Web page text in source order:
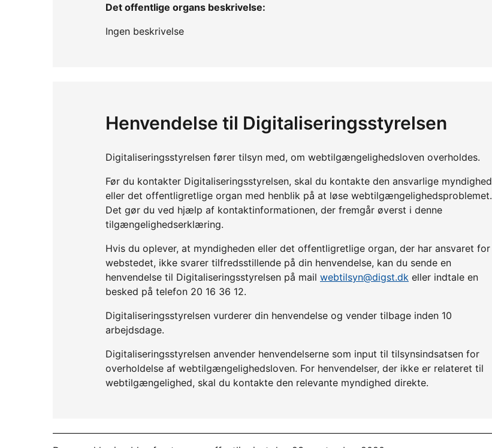
Det offentlige organs beskrivelse:
Ingen beskrivelse
Henvendelse til Digitaliseringsstyrelsen
Digitaliseringsstyrelsen fører tilsyn med, om webtilgængelighedsloven overholdes.
Før du kontakter Digitaliseringsstyrelsen, skal du kontakte den ansvarlige myndighed
eller det offentligretlige organ med henblik på at løse webtilgængelighedsproblemet.
Det gør du ved hjælp af kontaktinformationen, der fremgår øverst i denne
tilgængelighedserklæring.
Hvis du oplever, at myndigheden eller det offentligretlige organ, der har ansvaret for
webstedet, ikke svarer tilfredsstillende på din henvendelse, kan du sende en
henvendelse til Digitaliseringsstyrelsen på mail webtilsyn@digst.dk eller indtale en
besked på telefon 20 16 36 12.
Digitaliseringsstyrelsen vurderer din henvendelse og vender tilbage inden 10
arbejdsdage.
Digitaliseringsstyrelsen anvender henvendelserne som input til tilsynsindsatsen for
overholdelse af webtilgængelighedsloven. For henvendelser, der ikke er relateret til
webtilgængelighed, skal du kontakte den relevante myndighed direkte.